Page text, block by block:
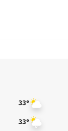
33°
33°